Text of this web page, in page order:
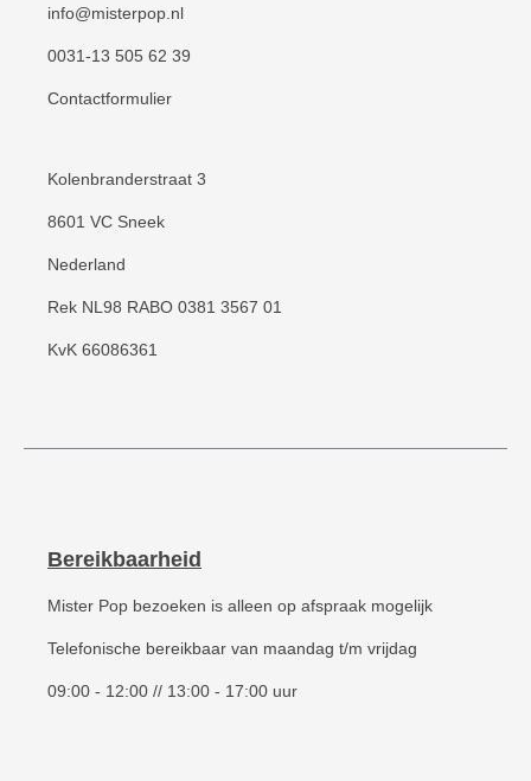
info@misterpop.nl
0031-13 505 62 39
Contactformulier
Kolenbranderstraat 3
8601 VC Sneek
Nederland
Rek NL98 RABO 0381 3567 01
KvK 66086361
Bereikbaarheid
Mister Pop bezoeken is alleen op afspraak mogelijk
Telefonische bereikbaar van maandag t/m vrijdag
09:00 - 12:00 // 13:00 - 17:00 uur